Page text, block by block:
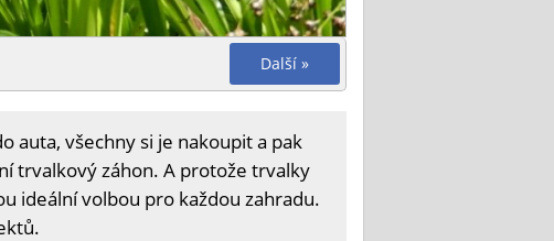
Další »
auta, všechny si je nakoupit a pak
trvalkový záhon. A protože trvalky
ideální volbou pro každou zahradu.